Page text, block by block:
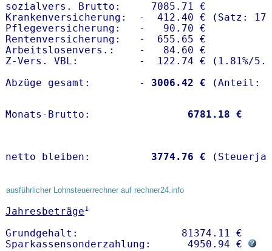
sozialvers. Brutto:     7085.71 €
Krankenversicherung:  -  412.40 € (Satz:
Pflegeversicherung:   -   90.70 €
Rentenversicherung:   -  655.65 €
Arbeitslosenvers.:    -   84.60 €
Z-Vers. VBL:          -  122.74 € ( 1.81%/
Abzüge gesamt:        -
3006.42 €
Monats-Brutto: 6781.18 €
netto bleiben: 3774.76 €
ausführlicher Lohnsteuerrechner auf rechner24.info
Jahresbeträge1
Grundgehalt:                 81374.11 €
Sparkassensonderzahlung:      4950.94 €